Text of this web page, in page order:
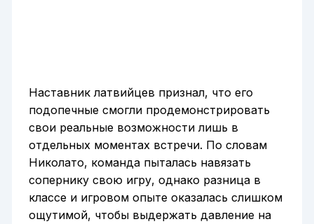
Наставник латвийцев признал, что его
подопечные смогли продемонстрировать
свои реальные возможности лишь в
отдельных моментах встречи. По словам
Николато, команда пыталась навязать
сопернику свою игру, однако разница в
классе и игровом опыте оказалась слишком
ощутимой, чтобы выдержать давление на